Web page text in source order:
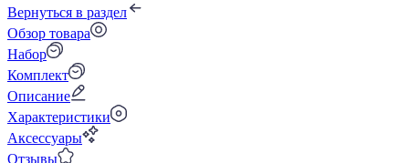
Вернуться в раздел
Обзор товара
Набор
Комплект
Описание
Характеристики
Аксессуары
Отзывы